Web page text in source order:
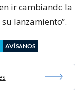
ir cambiando la
lanzamiento”.
AVÍSANOS